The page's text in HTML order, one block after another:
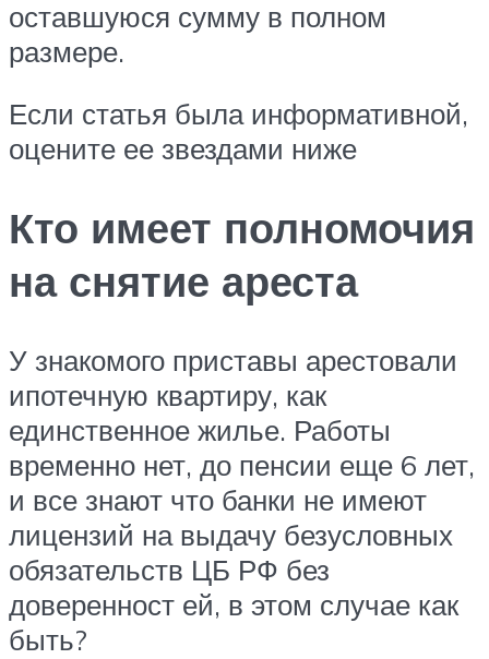
оставшуюся сумму в полном
размере.
Если статья была информативной,
оцените ее звездами ниже
Кто имеет полномочия
на снятие ареста
У знакомого приставы арестовали
ипотечную квартиру, как
единственное жилье. Работы
временно нет, до пенсии еще 6 лет,
и все знают что банки не имеют
лицензий на выдачу безусловных
обязательств ЦБ РФ без
доверенност ей, в этом случае как
быть?